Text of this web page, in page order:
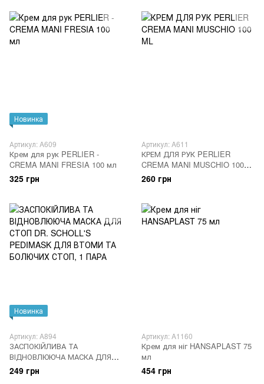
Новинка
Артикул: A609
Крем для рук PERLIER -
CREMA MANI FRESIA 100 мл
325 грн
Артикул: A611
КРЕМ ДЛЯ РУК PERLIER
CREMA MANI MUSCHIO 100
ML
260 грн
Новинка
Артикул: A894
ЗАСПОКІЙЛИВА ТА
ВІДНОВЛЮЮЧА МАСКА ДЛЯ
СТОП DR. SCHOLL'S
PEDIMASK ДЛЯ ВТОМИ ТА
249 грн
Артикул: A1160
Крем для ніг HANSAPLAST 75
мл
454 грн